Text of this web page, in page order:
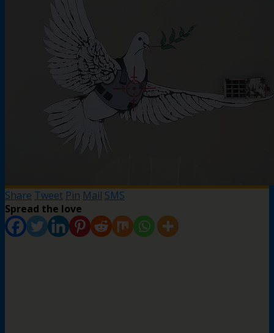
Share Tweet Pin Mail SMS
Spread the love